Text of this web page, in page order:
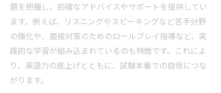
塾選びで意識したい両立サポート体制
題を把握し、的確なアドバイスやサポートを提供してい
ます。例えば、リスニングやスピーキングなど苦手分野
の強化や、面接対策のためのロールプレイ指導など、実
践的な学習が組み込まれているのも特徴です。これによ
り、英語力の底上げとともに、試験本番での自信につな
がります。